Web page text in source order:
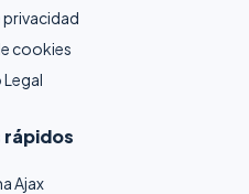
cookies
Legal
rápidos
Ajax